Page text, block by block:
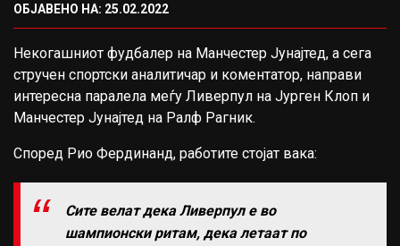
ОБЈАВЕНО НА: 25.02.2022
Некогашниот фудбалер на Манчестер Јунајтед, а сега
стручен спортски аналитичар и коментатор, направи
интересна паралела меѓу Ливерпул на Јурген Клоп и
Манчестер Јунајтед на Ралф Рагник.
Според Рио Фердинанд, работите стојат вака:
Сите велат дека Ливерпул е во
шампионски ритам, дека летаат по